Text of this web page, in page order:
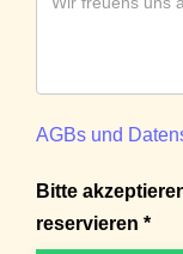
AGBs und
Bitte
reservieren *